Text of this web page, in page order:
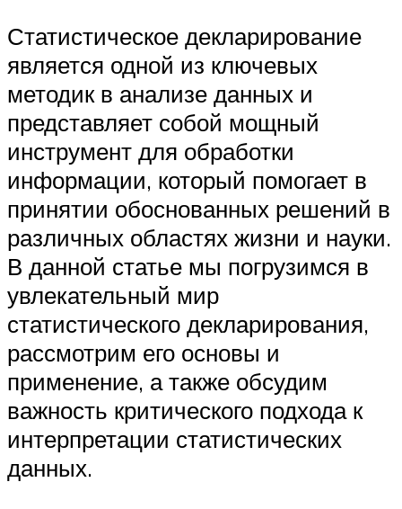
Статистическое декларирование
является одной из ключевых
методик в анализе данных и
представляет собой мощный
инструмент для обработки
информации, который помогает в
принятии обоснованных решений в
различных областях жизни и науки.
В данной статье мы погрузимся в
увлекательный мир
статистического декларирования,
рассмотрим его основы и
применение, а также обсудим
важность критического подхода к
интерпретации статистических
данных.